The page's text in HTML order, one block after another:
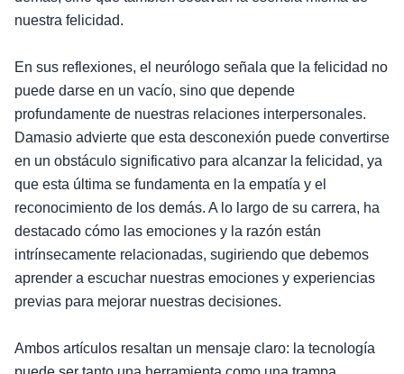
nuestra felicidad.
En sus reflexiones, el neurólogo señala que la felicidad no
puede darse en un vacío, sino que depende
profundamente de nuestras relaciones interpersonales.
Damasio advierte que esta desconexión puede convertirse
en un obstáculo significativo para alcanzar la felicidad, ya
que esta última se fundamenta en la empatía y el
reconocimiento de los demás. A lo largo de su carrera, ha
destacado cómo las emociones y la razón están
intrínsecamente relacionadas, sugiriendo que debemos
aprender a escuchar nuestras emociones y experiencias
previas para mejorar nuestras decisiones.
Ambos artículos resaltan un mensaje claro: la tecnología